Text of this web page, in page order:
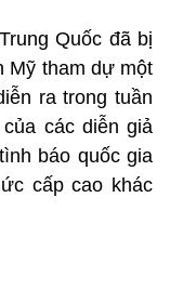
Quốc đã bị
Mỹ tham dự một
ra trong tuần
các diễn giả
báo quốc gia
cấp cao khác